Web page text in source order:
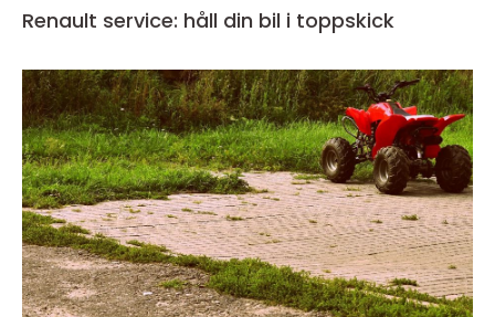
Renault service: håll din bil i toppskick